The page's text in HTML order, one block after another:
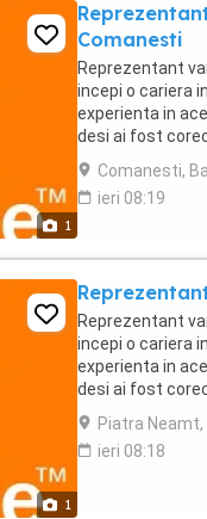
1
Comanesti
Reprezentant
incepi o cariera
experienta in
desi ai fost
echipa noastra!
Comanesti,
ieri 08:19
1
Reprezentant
incepi o cariera
experienta in
desi ai fost
echipa noastra!
Piatra
ieri 08:18